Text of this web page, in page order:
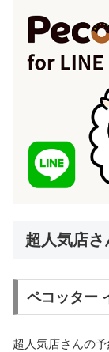
超人気店さ
ペコッター
超人気店さんの